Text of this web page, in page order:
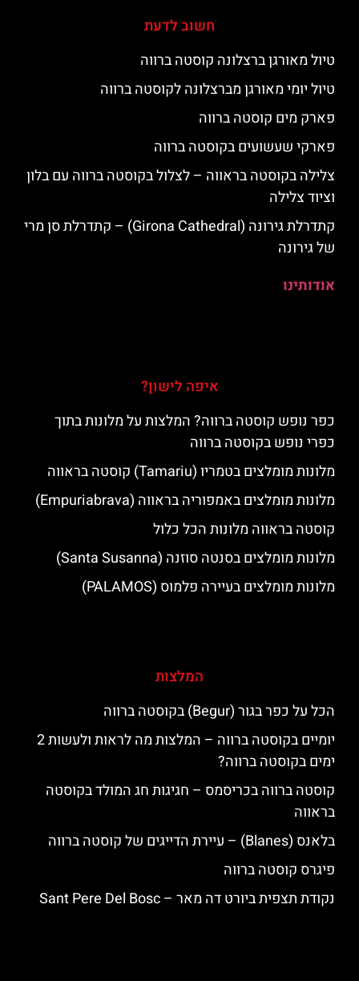
חשוב לדעת
טיול מאורגן ברצלונה קוסטה ברווה
טיול יומי מאורגן מברצלונה לקוסטה ברווה
פארק מים קוסטה ברווה
פארקי שעשועים בקוסטה ברווה
צלילה בקוסטה בראווה – לצלול בקוסטה ברווה עם בלון
וציוד צלילה
קתדרלת גירונה (Girona Cathedral) – קתדרלת סן מרי
של גירונה
אודותינו
איפה לישון?
כפר נופש קוסטה ברווה? המלצות על מלונות בתוך
כפרי נופש בקוסטה ברווה
מלונות מומלצים בטמריו (Tamariu) קוסטה בראווה
מלונות מומלצים באמפוריה בראווה (Empuriabrava)
קוסטה בראווה מלונות הכל כלול
מלונות מומלצים בסנטה סוזנה (Santa Susanna)
מלונות מומלצים בעיירה פלמוס (PALAMOS)
המלצות
הכל על כפר בגור (Begur) בקוסטה ברווה
יומיים בקוסטה ברווה – המלצות מה לראות ולעשות 2
ימים בקוסטה ברווה?
קוסטה ברווה בכריסמס – חגיגות חג המולד בקוסטה
בראווה
בלאנס (Blanes) – עיירת הדייגים של קוסטה ברווה
פיגרס קוסטה ברווה
נקודת תצפית ביורט דה מאר – Sant Pere Del Bosc